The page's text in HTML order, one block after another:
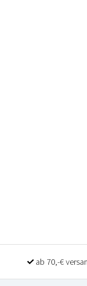
ab 70,-€